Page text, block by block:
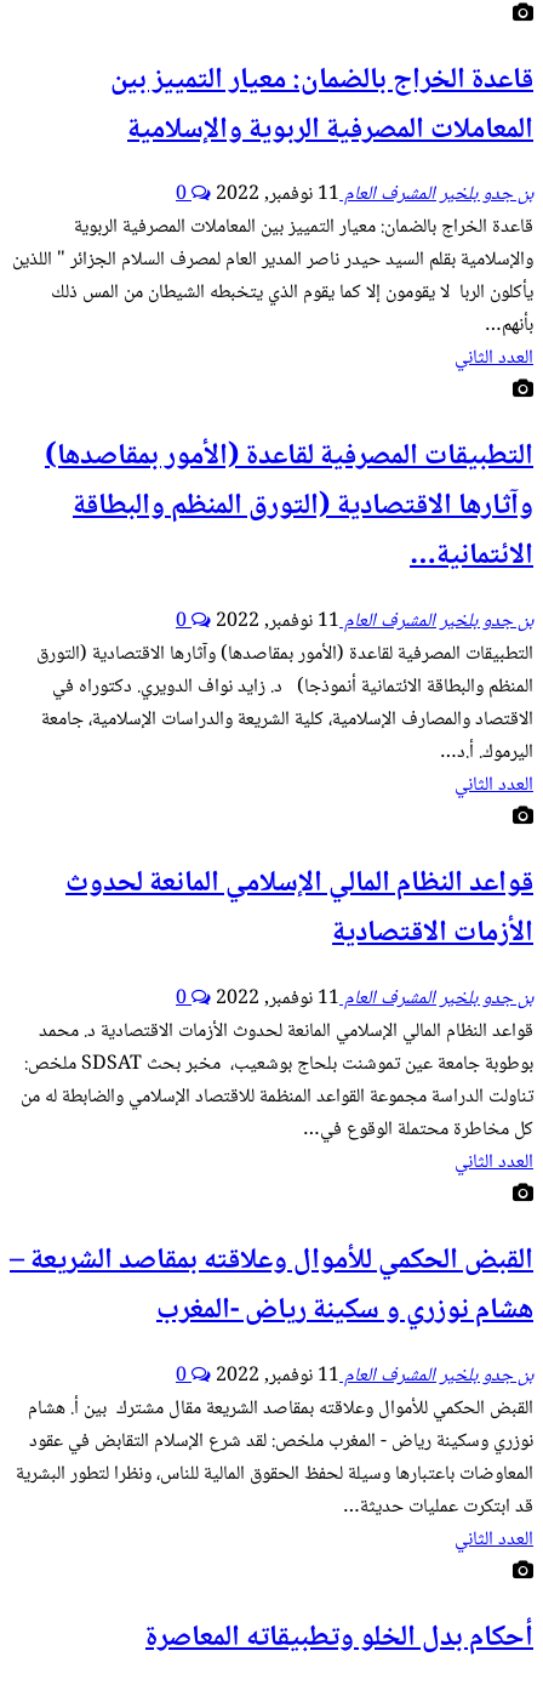
قاعدة الخراج بالضمان: معيار التمييز بين
المعاملات المصرفية الربوية والإسلامية
بن جدو بلخير المشرف العام11 نوفمبر, 2022
0
قاعدة الخراج بالضمان: معيار التمييز بين المعاملات المصرفية الربوية
والإسلامية بقلم السيد حيدر ناصر المدير العام لمصرف السلام الجزائر " اللذين
يأكلون الربا لا يقومون إلا كما يقوم الذي يتخبطه الشيطان من المس ذلك
بأنهم…
العدد الثاني
التطبيقات المصرفية لقاعدة (الأمور بمقاصدها)
وآثارها الاقتصادية (التورق المنظم والبطاقة
الائتمانية…
بن جدو بلخير المشرف العام11 نوفمبر, 2022
0
التطبيقات المصرفية لقاعدة (الأمور بمقاصدها) وآثارها الاقتصادية (التورق
المنظم والبطاقة الائتمانية أنموذجا) د. زايد نواف الدويري. دكتوراه في
الاقتصاد والمصارف الإسلامية، كلية الشريعة والدراسات الإسلامية، جامعة
اليرموك. أ.د…
العدد الثاني
قواعد النظام المالي الإسلامي المانعة لحدوث
الأزمات الاقتصادية
بن جدو بلخير المشرف العام11 نوفمبر, 2022
0
قواعد النظام المالي الإسلامي المانعة لحدوث الأزمات الاقتصادية د. محمد
بوطوبة جامعة عين تموشنت بلحاج بوشعيب، مخبر بحث SDSAT ملخص:
تناولت الدراسة مجموعة القواعد المنظمة للاقتصاد الإسلامي والضابطة له من
كل مخاطرة محتملة الوقوع في…
العدد الثاني
القبض الحكمي للأموال وعلاقته بمقاصد الشريعة –
هشام نوزري و سكينة رياض -المغرب
بن جدو بلخير المشرف العام11 نوفمبر, 2022
0
القبض الحكمي للأموال وعلاقته بمقاصد الشريعة مقال مشترك بين أ. هشام
نوزري وسكينة رياض - المغرب ملخص: لقد شرع الإسلام التقابض في عقود
المعاوضات باعتبارها وسيلة لحفظ الحقوق المالية للناس، ونظرا لتطور البشرية
قد ابتكرت عمليات حديثة…
العدد الثاني
أحكام بدل الخلو وتطبيقاته المعاصرة